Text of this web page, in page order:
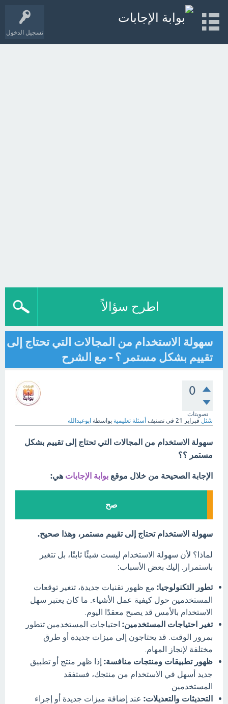
تسجيل الدخول
اطرح سؤالاً
سهولة الاستخدام من المجالات التي تحتاج إلى
تقييم بشكل مستمر ؟ - مع الشرح
0
تصويتات
سُئل فبراير 21 في تصنيف أسئلة تعليمية بواسطة ابوعبدالله
سهولة الاستخدام من المجالات التي تحتاج إلى تقييم بشكل
مستمر ؟؟
الإجابة الصحيحة من خلال موقع بوابة الإجابات هي:
صح
سهولة الاستخدام تحتاج إلى تقييم مستمر، وهذا صحيح.
لماذا؟ لأن سهولة الاستخدام ليست شيئًا ثابتًا، بل تتغير
باستمرار. إليك بعض الأسباب:
تطور التكنولوجيا: مع ظهور تقنيات جديدة، تتغير توقعات
المستخدمين حول كيفية عمل الأشياء. ما كان يعتبر سهل
الاستخدام بالأمس قد يصبح معقدًا اليوم.
تغير احتياجات المستخدمين: احتياجات المستخدمين تتطور
بمرور الوقت. قد يحتاجون إلى ميزات جديدة أو طرق
مختلفة لإنجاز المهام.
ظهور تطبيقات ومنتجات منافسة: إذا ظهر منتج أو تطبيق
جديد أسهل في الاستخدام من منتجك، فستفقد
المستخدمين.
التحديثات والتعديلات: عند إضافة ميزات جديدة أو إجراء